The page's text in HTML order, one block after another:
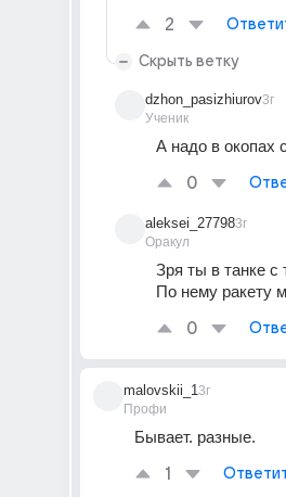
2
Скрыть ветку
dzhon_pasizhiurov
Ученик
3г
А надо в окопах
0
aleksei_27798
Оракул
3г
Зря ты в танке
По нему ракету
0
malovskii_1
Профи
3г
Бывает. разные.
1